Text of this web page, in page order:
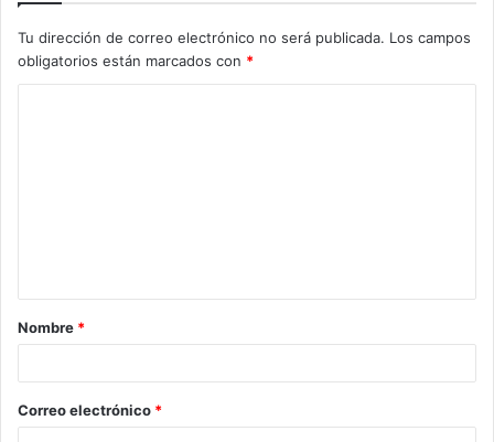
Tu dirección de correo electrónico no será publicada. Los campos
obligatorios están marcados con *
a
r
*
Nombre *
Correo electrónico *